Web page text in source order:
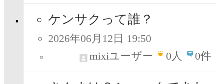
ケンサクって誰？
2026年06月12日 19:50
mixiユーザー
0人 0件